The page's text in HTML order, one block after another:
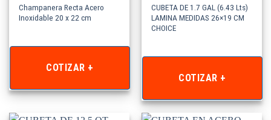
Champanera Recta Acero
Inoxidable 20 x 22 cm
COTIZAR +
CUBETA DE 1.7 GAL (6.43 Lts)
LAMINA MEDIDAS 26×19 CM
CHOICE
COTIZAR +